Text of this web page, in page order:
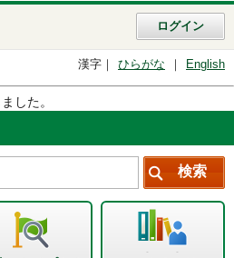
ログイン
漢字 ひらがな English
した。